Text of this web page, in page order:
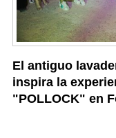
El antiguo
inspira la
"POLLOCK" en